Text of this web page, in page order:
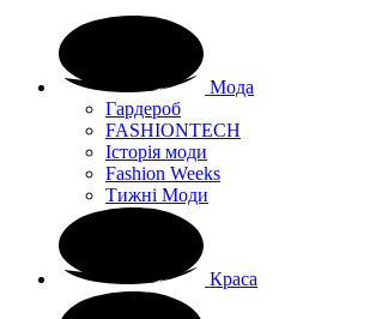
Мода
Гардероб
FASHIONTECH
Історія моди
Fashion Weeks
Тижні Моди
Краса